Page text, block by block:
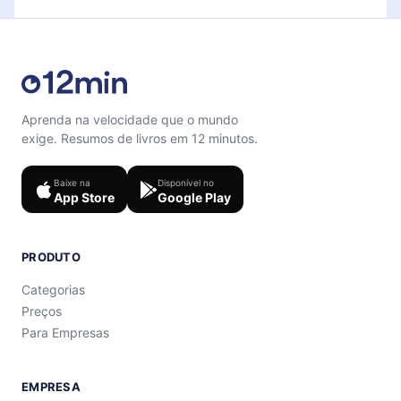
Aprenda na velocidade que o mundo
exige. Resumos de livros em 12 minutos.
Baixe na
App Store
Disponível no
Google Play
PRODUTO
Categorias
Preços
Para Empresas
EMPRESA